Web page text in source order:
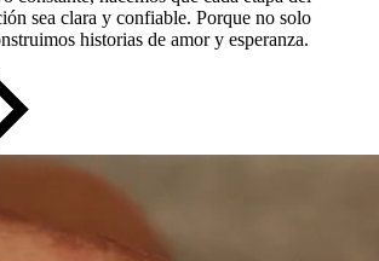
sea clara y confiable. Porque no solo
historias de amor y esperanza.